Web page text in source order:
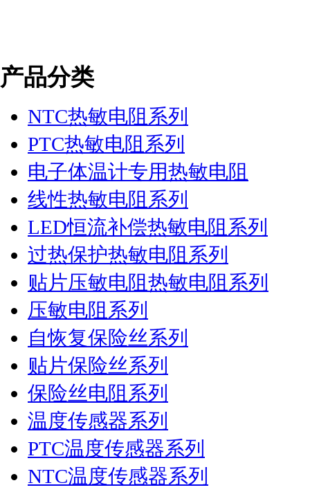
产品分类
NTC热敏电阻系列
PTC热敏电阻系列
电子体温计专用热敏电阻
线性热敏电阻系列
LED恒流补偿热敏电阻系列
过热保护热敏电阻系列
贴片压敏电阻热敏电阻系列
压敏电阻系列
自恢复保险丝系列
贴片保险丝系列
保险丝电阻系列
温度传感器系列
PTC温度传感器系列
NTC温度传感器系列